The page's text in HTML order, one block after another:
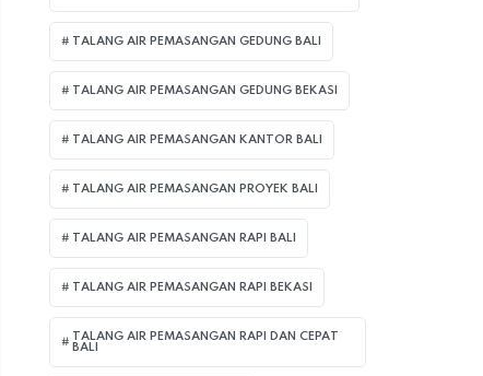
TALANG AIR PEMASANGAN GEDUNG BALI
TALANG AIR PEMASANGAN GEDUNG BEKASI
TALANG AIR PEMASANGAN KANTOR BALI
TALANG AIR PEMASANGAN PROYEK BALI
TALANG AIR PEMASANGAN RAPI BALI
TALANG AIR PEMASANGAN RAPI BEKASI
TALANG AIR PEMASANGAN RAPI DAN CEPAT
BALI